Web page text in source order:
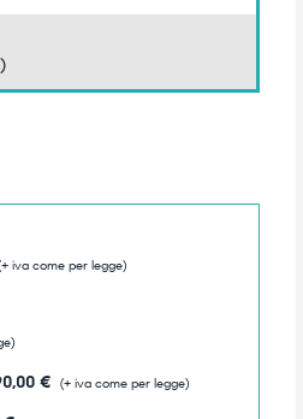
iva come per legge)
€ (+ iva come per legge)